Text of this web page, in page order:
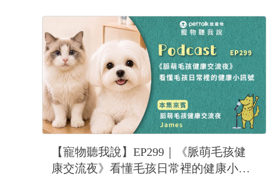
【寵物聽我說】EP299｜《脈萌毛孩健
康交流夜》看懂毛孩日常裡的健康小訊